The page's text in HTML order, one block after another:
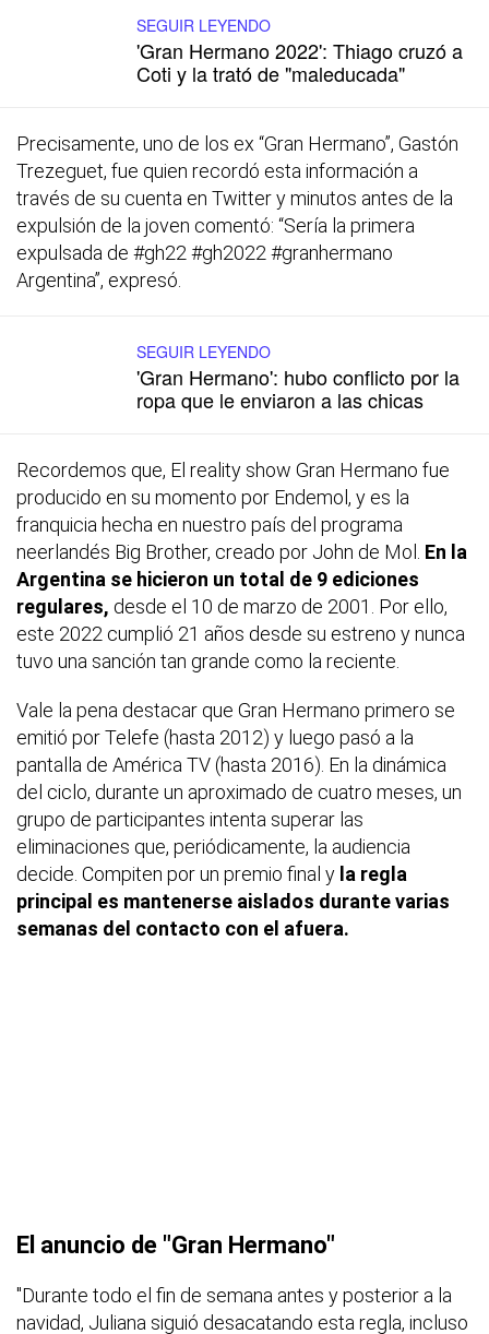
SEGUIR LEYENDO
'Gran Hermano 2022': Thiago cruzó a
Coti y la trató de "maleducada"
Precisamente, uno de los ex “Gran Hermano”, Gastón
Trezeguet, fue quien recordó esta información a
través de su cuenta en Twitter y minutos antes de la
expulsión de la joven comentó: “Sería la primera
expulsada de #gh22 #gh2022 #granhermano
Argentina”, expresó.
SEGUIR LEYENDO
'Gran Hermano': hubo conflicto por la
ropa que le enviaron a las chicas
Recordemos que, El reality show Gran Hermano fue
producido en su momento por Endemol, y es la
franquicia hecha en nuestro país del programa
neerlandés Big Brother, creado por John de Mol.
En la
Argentina se hicieron un total de 9 ediciones
regulares, desde el 10 de marzo de 2001. Por ello,
este 2022 cumplió 21 años desde su estreno y nunca
tuvo una sanción tan grande como la reciente.
Vale la pena destacar que Gran Hermano primero se
emitió por Telefe (hasta 2012) y luego pasó a la
pantalla de América TV (hasta 2016). En la dinámica
del ciclo, durante un aproximado de cuatro meses, un
grupo de participantes intenta superar las
eliminaciones que, periódicamente, la audiencia
decide. Compiten por un premio final y la regla
principal es mantenerse aislados durante varias
semanas del contacto con el afuera.
El anuncio de "Gran Hermano"
"Durante todo el fin de semana antes y posterior a la
navidad, Juliana siguió desacatando esta regla, incluso